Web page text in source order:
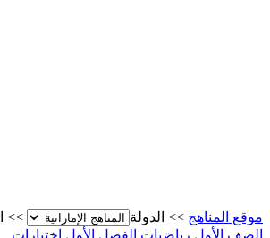
موقع المناهج >> الدولة >>
الصف الأول رياضيات الفصل الأول اختبارات